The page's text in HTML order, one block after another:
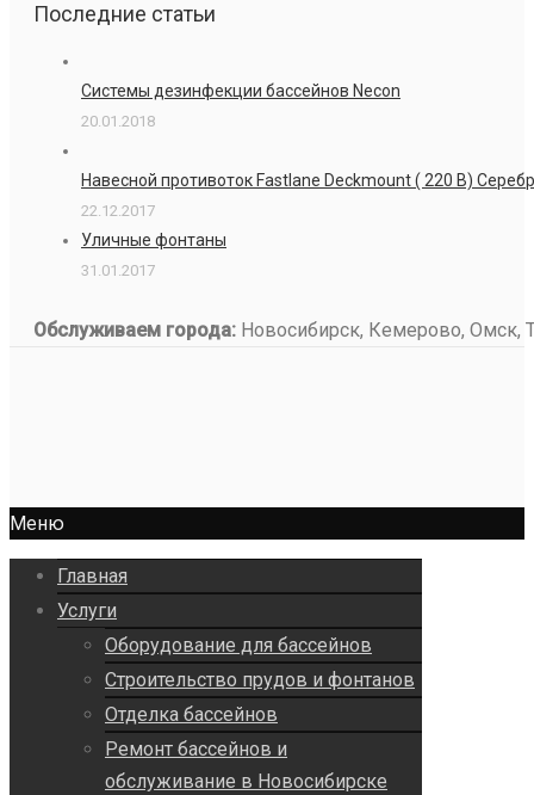
Последние статьи
Системы дезинфекции бассейнов Necon
20.01.2018
Навесной противоток Fastlane Deckmount ( 220 В)
22.12.2017
Уличные фонтаны
31.01.2017
Обслуживаем города: Новосибирск, Кемерово, Омск,
Меню
Главная
Услуги
Оборудование для бассейнов
Строительство прудов и фонтанов
Отделка бассейнов
Ремонт бассейнов и
обслуживание в Новосибирске